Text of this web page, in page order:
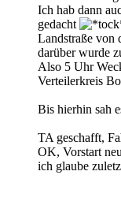
Ich hab dann
gedacht
Landstraße von
darüber wurde
Also 5 Uhr
Verteilerkreis
Bis hierhin sah
TA geschafft,
OK, Vorstart
ich glaube